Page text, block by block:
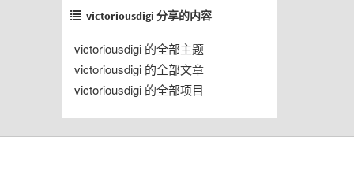
victoriousdigi 分享的内容
victoriousdigi 的全部主题
victoriousdigi 的全部文章
victoriousdigi 的全部项目